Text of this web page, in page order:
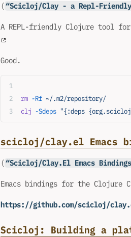
(“Scicloj/Clay - a Repl-Friendly
A REPL-friendly Clojure tool for
Good.
rm -Rf ~/.m2/repository/
clj -Sdeps "{:deps
scicloj/clay.el Emacs
(“Scicloj/Clay.El Emacs
Emacs bindings for the Clojure
https://github.com/scicloj/
Scicloj: Building a